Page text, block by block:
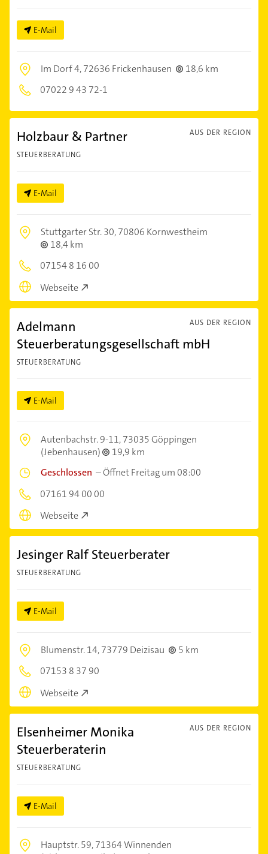
E-Mail
Im Dorf 4,72636 Frickenhausen
18,6 km
07022 9 43 72-1
AUS DER REGION
Holzbaur & Partner
STEUERBERATUNG
E-Mail
Stuttgarter Str. 30,70806 Kornwestheim
18,4 km
07154 8 16 00
Webseite
AUS DER REGION
Adelmann
Steuerberatungsgesellschaft mbH
STEUERBERATUNG
E-Mail
Autenbachstr. 9-11,73035 Göppingen
(Jebenhausen)
19,9 km
Geschlossen –Öffnet Freitag um 08:00
07161 94 00 00
Webseite
Jesinger Ralf Steuerberater
STEUERBERATUNG
E-Mail
Blumenstr. 14,73779 Deizisau
5 km
07153 8 37 90
Webseite
AUS DER REGION
Elsenheimer Monika
Steuerberaterin
STEUERBERATUNG
E-Mail
Hauptstr. 59,71364 Winnenden